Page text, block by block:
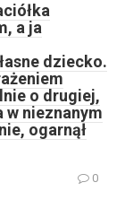
a ja
dziecko.
o drugiej,
w nieznanym
ogarnął
0